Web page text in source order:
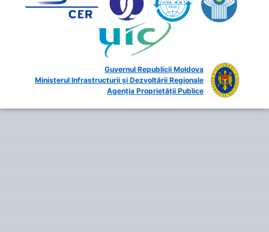
Guvernul Republicii Moldova
Ministerul Infrastructurii și Dezvoltării Regionale
Agenția Proprietății Publice